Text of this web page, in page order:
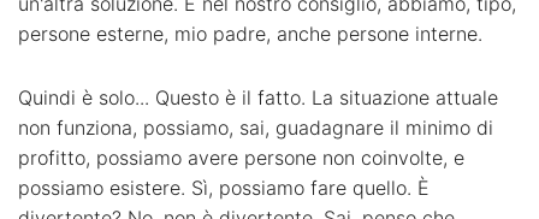
persone esterne, mio padre, anche persone interne.
Quindi è solo... Questo è il fatto. La situazione attuale
non funziona, possiamo, sai, guadagnare il minimo di
profitto, possiamo avere persone non coinvolte, e
possiamo esistere. Sì, possiamo fare quello. È